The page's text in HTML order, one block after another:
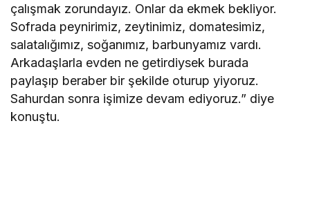
çalışmak zorundayız. Onlar da ekmek bekliyor.
Sofrada peynirimiz, zeytinimiz, domatesimiz,
salatalığımız, soğanımız, barbunyamız vardı.
Arkadaşlarla evden ne getirdiysek burada
paylaşıp beraber bir şekilde oturup yiyoruz.
Sahurdan sonra işimize devam ediyoruz.” diye
konuştu.